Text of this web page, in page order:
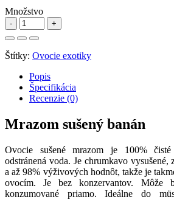
Množstvo
Štítky: Ovocie exotiky
Popis
Špecifikácia
Recenzie (0)
Mrazom sušený banán
Ovocie sušené mrazom je 100%
odstránená voda. Je chrumkavo
a až 98% výživových hodnôt, takže je
ovocím. Je bez konzervantov. Môže
konzumované priamo. Ideálne do